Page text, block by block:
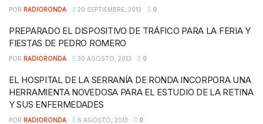
POR RADIORONDA 20 SEPTIEMBRE, 2013 0
PREPARADO EL DISPOSITIVO DE TRÁFICO PARA LA FERIA Y
FIESTAS DE PEDRO ROMERO
POR RADIORONDA 30 AGOSTO, 2013 0
EL HOSPITAL DE LA SERRANÍA DE RONDA INCORPORA UNA
HERRAMIENTA NOVEDOSA PARA EL ESTUDIO DE LA RETINA
Y SUS ENFERMEDADES
POR RADIORONDA 6 AGOSTO, 2013 0